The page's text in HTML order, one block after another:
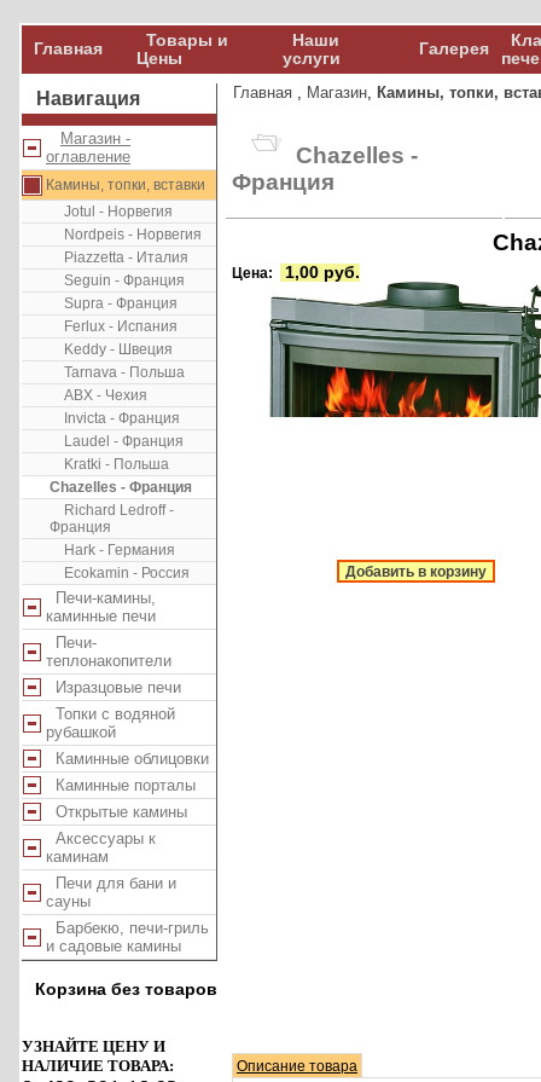
Главная
Товары и
Цены
Наши
услуги
Галерея
Навигация
Магазин -
оглавление
Камины, топки, вставки
Jotul - Норвегия
Nordpeis - Норвегия
Piazzetta - Италия
Seguin - Франция
Supra - Франция
Ferlux - Испания
Keddy - Швеция
Tarnava - Польша
ABX - Чехия
Invicta - Франция
Laudel - Франция
Kratki - Польша
Chazelles - Франция
Richard Ledroff -
Франция
Hark - Германия
Ecokamin - Россия
Печи-камины,
каминные печи
Печи-
теплонакопители
Изразцовые печи
Топки с водяной
рубашкой
Каминные облицовки
Каминные порталы
Открытые камины
Аксессуары к
каминам
Печи для бани и
сауны
Барбекю, печи-гриль
и садовые камины
Корзина без товаров
УЗНАЙТЕ ЦЕНУ И
НАЛИЧИЕ ТОВАРА:
Главная , Магазин, Камины, топки,
Chazelles -
Франция
Цена: 1,00 руб.
Добавить в корзину
Описание товара